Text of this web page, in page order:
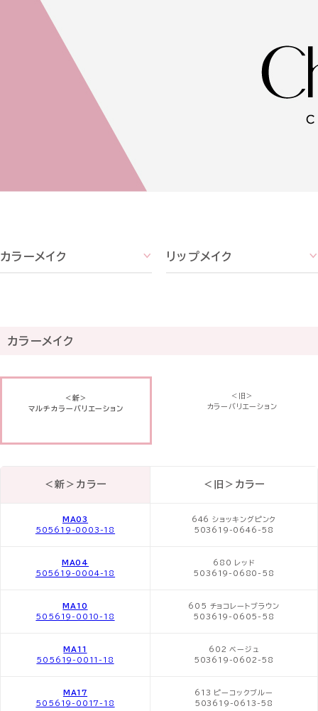
カラーメイク リップメイク
カラーメイク
＜新＞
マルチカラーバリエーション
＜旧＞
カラーバリエーション
＜新＞カラー ＜旧＞カラー
MA03
505619-0003-18
646 ショッキングピンク
503619-0646-58
MA04
505619-0004-18
680 レッド
503619-0680-58
MA10
505619-0010-18
605 チョコレートブラウン
503619-0605-58
MA11
505619-0011-18
602 ベージュ
503619-0602-58
MA17
505619-0017-18
613 ピーコックブルー
503619-0613-58